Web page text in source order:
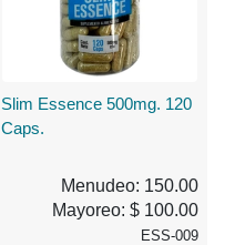
Slim Essence 500mg. 120
Caps.
Menudeo: 150.00
Mayoreo: $ 100.00
ESS-009